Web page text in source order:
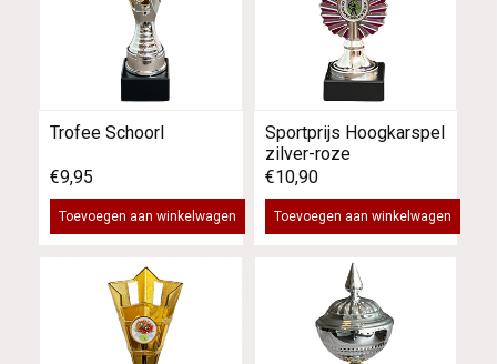
Trofee Schoorl
€9,95
Toevoegen aan winkelwagen
Sportprijs Hoogkarspel
zilver-roze
€10,90
Toevoegen aan winkelwagen